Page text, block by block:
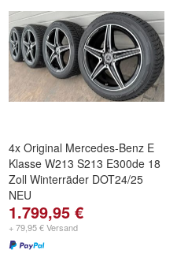
4x Original Mercedes-Benz E
Klasse W213 S213 E300de 18
Zoll Winterräder DOT24/25
NEU
1.799,95 €
+ 79,95 € Versand